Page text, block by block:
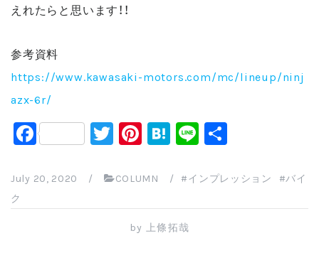
えれたらと思います！！
参考資料
https://www.kawasaki-motors.com/mc/lineup/ninj
azx-6r/
F
a
c
e
T
wi
tt
er
Pi
nt
er
e
st
H
at
e
n
a
Li
n
e
July 20, 2020 / COLUMN / インプレッション
バイ
ク
by 上條拓哉